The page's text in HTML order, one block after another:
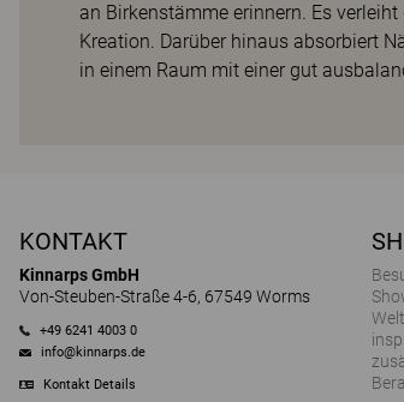
an Birkenstämme erinnern. Es
Kreation. Darüber hinaus absorbiert
in einem Raum mit einer gut
KONTAKT
Kinnarps GmbH
Von-Steuben-Straße 4-6, 67549 Worms
+49 6241 4003 0
info@kinnarps.de
Kontakt Details